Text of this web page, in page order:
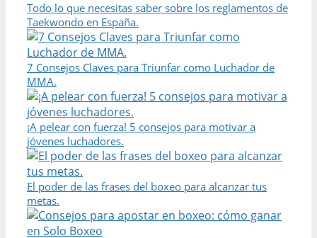
Todo lo que necesitas saber sobre los reglamentos de
Taekwondo en España.
7 Consejos Claves para Triunfar como Luchador de
MMA.
¡A pelear con fuerza! 5 consejos para motivar a
jóvenes luchadores.
El poder de las frases del boxeo para alcanzar tus
metas.